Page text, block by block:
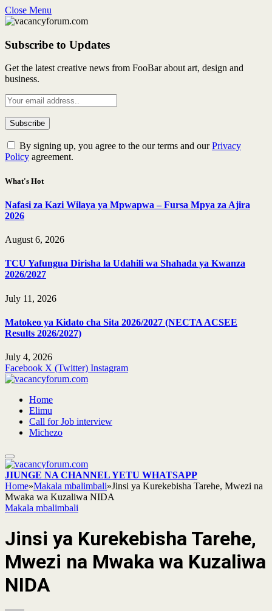
Close Menu
Subscribe to Updates
Get the latest creative news from FooBar about art, design and
business.
By signing up, you agree to the our terms and ourPrivacy
Policy agreement.
What's Hot
Nafasi za Kazi Wilaya ya Mpwapwa – Fursa Mpya za Ajira
2026
August 6, 2026
TCU Yafungua Dirisha la Udahili wa Shahada ya Kwanza
2026/2027
July 11, 2026
Matokeo ya Kidato cha Sita 2026/2027 (NECTA ACSEE
Results 2026/2027)
July 4, 2026
Facebook X (Twitter) Instagram
Home
Elimu
Call for Job interview
Michezo
JIUNGE NA CHANNEL YETU WHATSAPP
Home»Makala mbalimbali»Jinsi ya Kurekebisha Tarehe, Mwezi na
Mwaka wa Kuzaliwa NIDA
Makala mbalimbali
Jinsi ya Kurekebisha Tarehe,
Mwezi na Mwaka wa Kuzaliwa
NIDA